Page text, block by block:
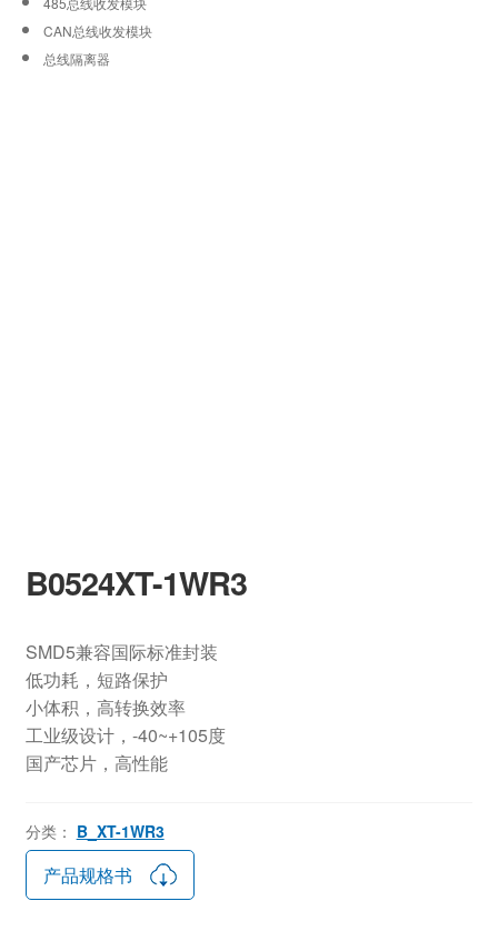
B0524XT-1WR3
SMD5兼容国际标准封装
低功耗，短路保护
小体积，高转换效率
工业级设计，-40~+105度
国产芯片，高性能
分类： B_XT-1WR3
产品规格书
CAN总线收发模块
总线隔离器